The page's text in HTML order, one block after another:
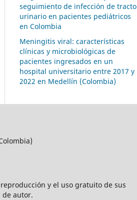
seguimiento de infección de tracto
urinario en pacientes pediátricos
en Colombia
Meningitis viral: características
clínicas y microbiológicas de
pacientes ingresados en un
hospital universitario entre 2017 y
2022 en Medellín (Colombia)
y el uso gratuito de sus
de autor.